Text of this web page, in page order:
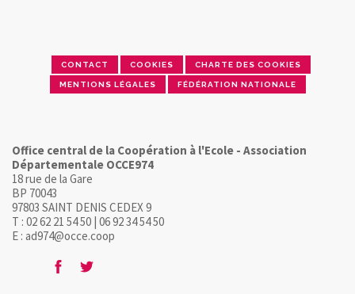
CONTACT COOKIES CHARTE DES COOKIES
MENTIONS LÉGALES FÉDÉRATION NATIONALE
Office central de la Coopération à l'Ecole - Association
Départementale OCCE974
18 rue de la Gare
BP 70043
97803 SAINT DENIS CEDEX 9
T : 02 62 21 54 50 | 06 92 34 54 50
E : ad974@occe.coop